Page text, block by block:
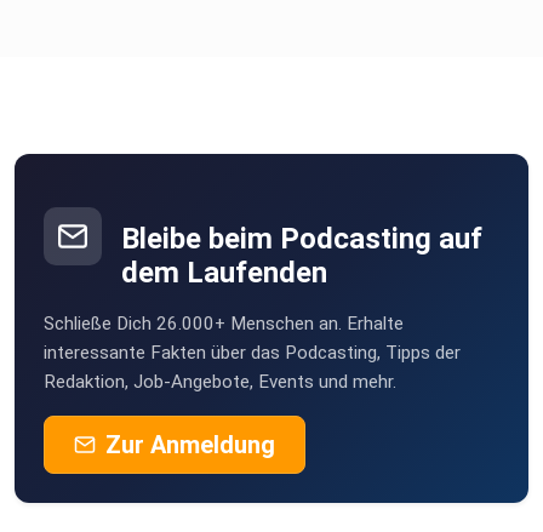
Bleibe beim Podcasting auf
dem Laufenden
Schließe Dich 26.000+ Menschen an. Erhalte
interessante Fakten über das Podcasting, Tipps der
Redaktion, Job-Angebote, Events und mehr.
Zur Anmeldung